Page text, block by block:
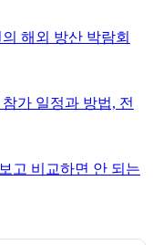
해외 방산 박람회
가 일정과 방법, 전
고 비교하면 안 되는